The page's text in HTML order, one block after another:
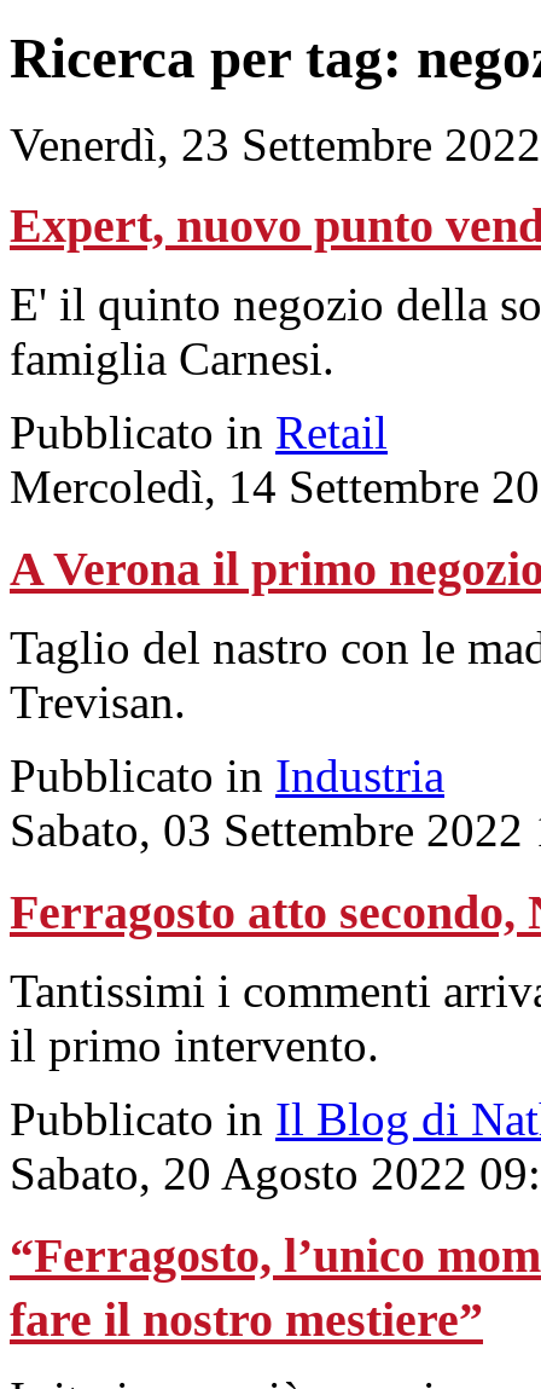
Ricerca per tag:
Venerdì, 23 Settembre
Expert, nuovo punto
E' il quinto negozio della
famiglia Carnesi.
Pubblicato in Retail
Mercoledì, 14 Settembre
A Verona il primo
Taglio del nastro con le
Trevisan.
Pubblicato in Industria
Sabato, 03 Settembre 2022
Ferragosto atto secondo,
Tantissimi i commenti
il primo intervento.
Pubblicato in Il Blog di
Sabato, 20 Agosto 2022
“Ferragosto, l’unico
fare il nostro mestiere”